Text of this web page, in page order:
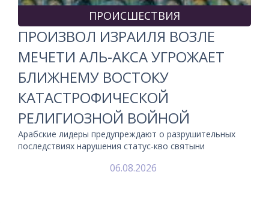
ПРОИСШЕСТВИЯ
ПРОИЗВОЛ ИЗРАИЛЯ ВОЗЛЕ
МЕЧЕТИ АЛЬ-АКСА УГРОЖАЕТ
БЛИЖНЕМУ ВОСТОКУ
КАТАСТРОФИЧЕСКОЙ
РЕЛИГИОЗНОЙ ВОЙНОЙ
Арабские лидеры предупреждают о разрушительных
последствиях нарушения статус-кво святыни
06.08.2026